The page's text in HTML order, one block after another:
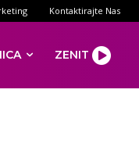
Kontaktirajte Nas
ZENIT